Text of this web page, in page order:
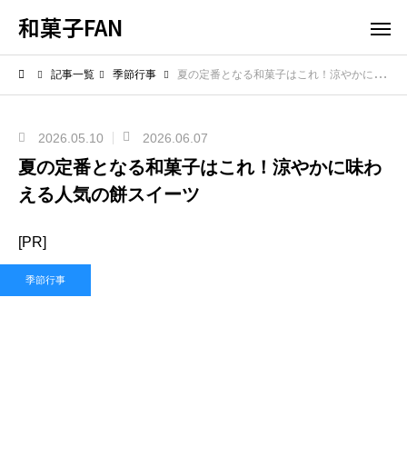
和菓子FAN
記事一覧 季節行事 夏の定番となる和菓子はこれ！涼やかに味わえる人気の餅スイーツ
2026.05.10 2026.06.07
夏の定番となる和菓子はこれ！涼やかに味わ
える人気の餅スイーツ
[PR]
季節行事